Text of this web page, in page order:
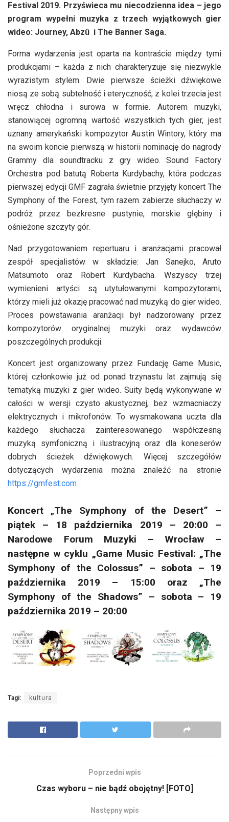
Festival 2019. Przyświeca mu niecodzienna idea – jego
program wypełni muzyka z trzech wyjątkowych gier
wideo: Journey, Abzû i The Banner Saga.
Forma wydarzenia jest oparta na kontraście między tymi
produkcjami – każda z nich charakteryzuje się niezwykle
wyrazistym stylem. Dwie pierwsze ścieżki dźwiękowe
niosą ze sobą subtelność i eteryczność, z kolei trzecia jest
wręcz chłodna i surowa w formie. Autorem muzyki,
stanowiącej ogromną wartość wszystkich tych gier, jest
uznany amerykański kompozytor Austin Wintory, który ma
na swoim koncie pierwszą w historii nominację do nagrody
Grammy dla soundtracku z gry wideo. Sound Factory
Orchestra pod batutą Roberta Kurdybachy, która podczas
pierwszej edycji GMF zagrała świetnie przyjęty koncert The
Symphony of the Forest, tym razem zabierze słuchaczy w
podróż przez bezkresne pustynie, morskie głębiny i
ośnieżone szczyty gór.
Nad przygotowaniem repertuaru i aranżacjami pracował
zespół specjalistów w składzie: Jan Sanejko, Aruto
Matsumoto oraz Robert Kurdybacha. Wszyscy trzej
wymienieni artyści są utytułowanymi kompozytorami,
którzy mieli już okazję pracować nad muzyką do gier wideo.
Proces powstawania aranżacji był nadzorowany przez
kompozytorów oryginalnej muzyki oraz wydawców
poszczególnych produkcji.
Koncert jest organizowany przez Fundację Game Music,
której członkowie już od ponad trzynastu lat zajmują się
tematyką muzyki z gier wideo. Suity będą wykonywane w
całości w wersji czysto akustycznej, bez wzmacniaczy
elektrycznych i mikrofonów. To wysmakowana uczta dla
każdego słuchacza zainteresowanego współczesną
muzyką symfoniczną i ilustracyjną oraz dla koneserów
dobrych ścieżek dźwiękowych. Więcej szczegółów
dotyczących wydarzenia można znaleźć na stronie
https://gmfest.com
Koncert „The Symphony of the Desert” –
piątek – 18 października 2019 – 20:00 –
Narodowe Forum Muzyki – Wrocław –
następne w cyklu „Game Music Festival: „The
Symphony of the Colossus” – sobota – 19
października 2019 – 15:00 oraz „The
Symphony of the Shadows” – sobota – 19
października 2019 – 20:00
Tagi: kultura
Poprzedni wpis
Czas wyboru – nie bądź obojętny! [FOTO]
Następny wpis